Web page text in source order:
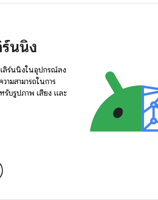
นนิง
ลิร์นนิงในอุปกรณ์ลง
ามสามารถในการ
รับรูปภาพ เสียง และ